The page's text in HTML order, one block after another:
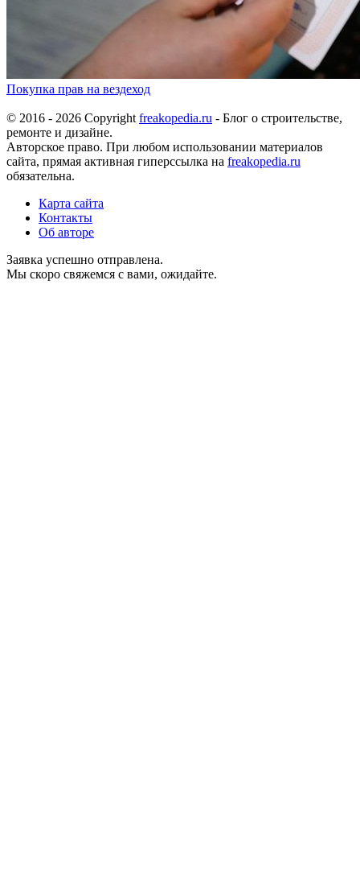
Покупка прав на вездеход
© 2016 - 2026 Copyright freakopedia.ru - Блог о строительстве,
ремонте и дизайне.
Авторское право. При любом использовании материалов
сайта, прямая активная гиперссылка на freakopedia.ru
обязательна.
Карта сайта
Контакты
Об авторе
Заявка успешно отправлена.
Мы скоро свяжемся с вами, ожидайте.